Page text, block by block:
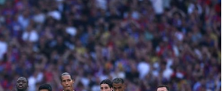
إلكترونيا